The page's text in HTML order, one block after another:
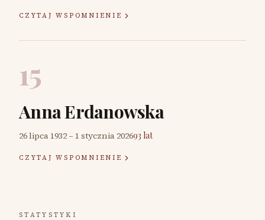
CZYTAJ WSPOMNIENIE
15
Anna Erdanowska
26 lipca 1932 – 1 stycznia 202693 lat
CZYTAJ WSPOMNIENIE
STATYSTYKI